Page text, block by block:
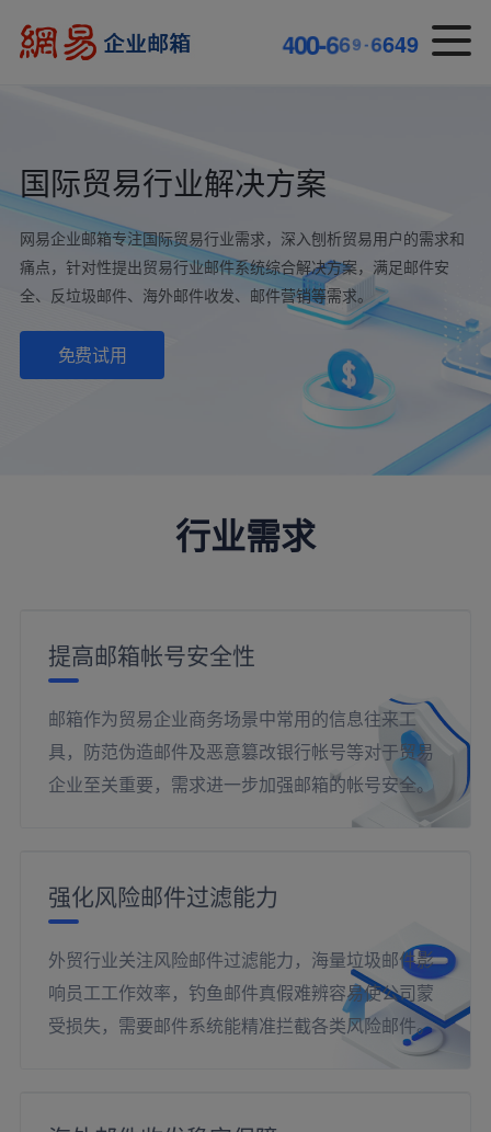
400-669-6649
国际贸易行业解决方案
网易企业邮箱专注国际贸易行业需求，深入刨析贸易用户的需求和
痛点，针对性提出贸易行业邮件系统综合解决方案，满足邮件安
全、反垃圾邮件、海外邮件收发、邮件营销等需求。
免费试用
行业需求
提高邮箱帐号安全性
邮箱作为贸易企业商务场景中常用的信息往来工
具，防范伪造邮件及恶意篡改银行帐号等对于贸易
企业至关重要，需求进一步加强邮箱的帐号安全。
强化风险邮件过滤能力
外贸行业关注风险邮件过滤能力，海量垃圾邮件影
响员工工作效率，钓鱼邮件真假难辨容易使公司蒙
受损失，需要邮件系统能精准拦截各类风险邮件。